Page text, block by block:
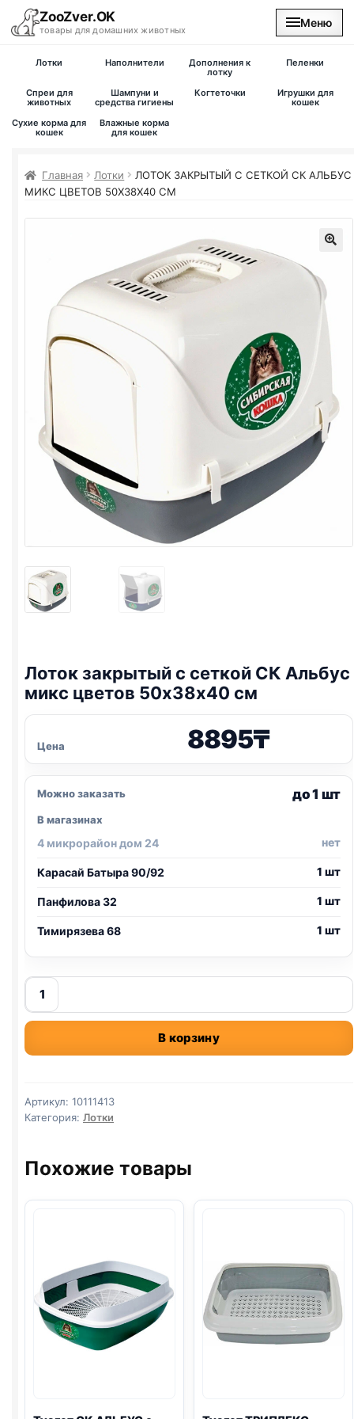
ZooZver.OK
товары для домашних животных
Меню
Вакансии
Лотки Наполнители
Дополнения к
лотку
Пеленки
Спреи для
животных
Шампуни и
средства гигиены
Когтеточки
Игрушки для
кошек
Сухие корма для
кошек
Влажные корма
для кошек
Главная Лотки
ЛОТОК ЗАКРЫТЫЙ С СЕТКОЙ СК АЛЬБУС
МИКС ЦВЕТОВ 50Х38Х40 СМ
Лоток закрытый с сеткой СК Альбус
микс цветов 50х38х40 см
Цена 8895₸
Можно заказать до 1 шт
В магазинах
4 микрорайон дом 24 нет
Карасай Батыра 90/92 1 шт
Панфилова 32 1 шт
Тимирязева 68 1 шт
Количество
товара
Лоток
с
СК
Альбус
50х38х40
В корзину
Артикул: 10111413
Категория: Лотки
Похожие товары